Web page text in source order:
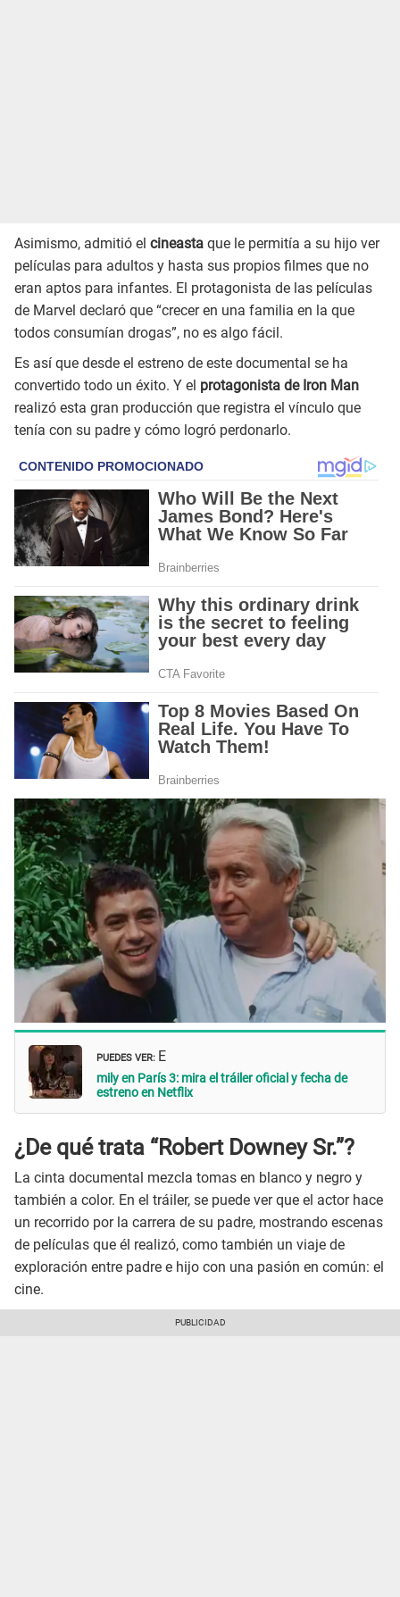
Asimismo, admitió el cineasta que le permitía a su hijo ver
películas para adultos y hasta sus propios filmes que no
eran aptos para infantes. El protagonista de las películas
de Marvel declaró que “crecer en una familia en la que
todos consumían drogas”, no es algo fácil.
Es así que desde el estreno de este documental se ha
convertido todo un éxito. Y el protagonista de Iron Man
realizó esta gran producción que registra el vínculo que
tenía con su padre y cómo logró perdonarlo.
PUEDES VER: E
mily en París 3: mira el tráiler oficial y fecha de
estreno en Netflix
¿De qué trata “Robert Downey Sr.”?
La cinta documental mezcla tomas en blanco y negro y
también a color. En el tráiler, se puede ver que el actor hace
un recorrido por la carrera de su padre, mostrando escenas
de películas que él realizó, como también un viaje de
exploración entre padre e hijo con una pasión en común: el
cine.